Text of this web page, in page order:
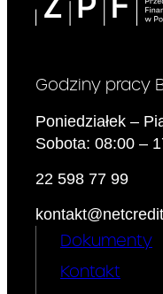
Godziny pracy
Poniedziałek –
Sobota: 08:00 –
22 598 77 99
Dokumenty
Kontakt